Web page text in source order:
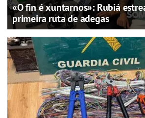
«O fin é xuntarnos»: Rubiá
primeira ruta de adegas